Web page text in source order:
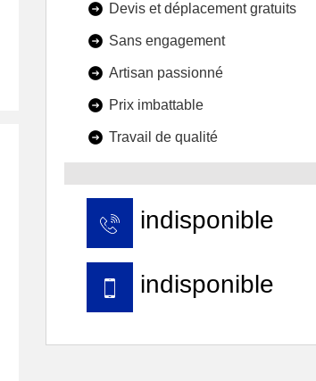
Devis et déplacement gratuits
Sans engagement
Artisan passionné
Prix imbattable
Travail de qualité
indisponible
indisponible